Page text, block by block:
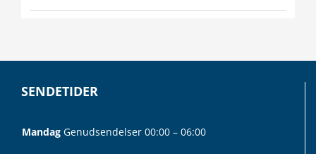
SENDETIDER
Mandag Genudsendelser 00:00 – 06:00